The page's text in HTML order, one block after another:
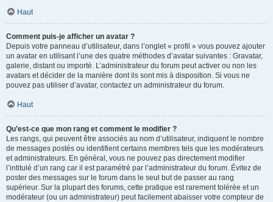
Haut
Comment puis-je afficher un avatar ?
Depuis votre panneau d’utilisateur, dans l’onglet « profil » vous pouvez ajouter
un avatar en utilisant l’une des quatre méthodes d’avatar suivantes : Gravatar,
galerie, distant ou importé. L’administrateur du forum peut activer ou non les
avatars et décider de la manière dont ils sont mis à disposition. Si vous ne
pouvez pas utiliser d’avatar, contactez un administrateur du forum.
Haut
Qu’est-ce que mon rang et comment le modifier ?
Les rangs, qui peuvent être associés au nom d’utilisateur, indiquent le nombre
de messages postés ou identifient certains membres tels que les modérateurs
et administrateurs. En général, vous ne pouvez pas directement modifier
l’intitulé d’un rang car il est paramétré par l’administrateur du forum. Évitez de
poster des messages sur le forum dans le seul but de passer au rang
supérieur. Sur la plupart des forums, cette pratique est rarement tolérée et un
modérateur (ou un administrateur) peut facilement abaisser votre compteur de